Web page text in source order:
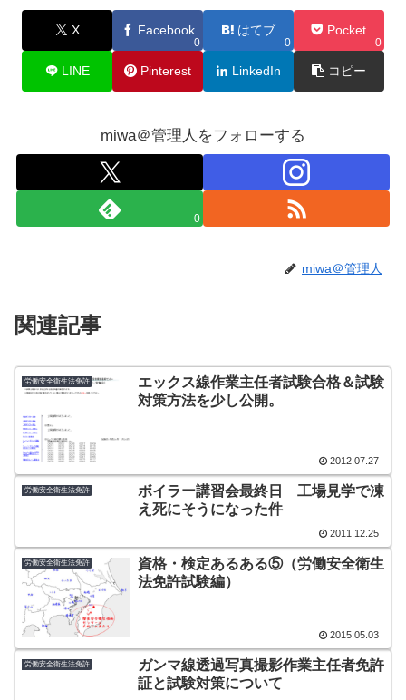
X Facebook
0
はてブ
0
Pocket
0
LINE Pinterest LinkedIn コピー
miwa＠管理人をフォローする
0
miwa＠管理人
関連記事
労働安全衛生法免許
エックス線作業主任者試験合格＆試験
対策方法を少し公開。
2012.07.27
労働安全衛生法免許
ボイラー講習会最終日 工場見学で凍
え死にそうになった件
2011.12.25
労働安全衛生法免許
資格・検定あるある⑤（労働安全衛生
法免許試験編）
2015.05.03
労働安全衛生法免許
ガンマ線透過写真撮影作業主任者免許
証と試験対策について